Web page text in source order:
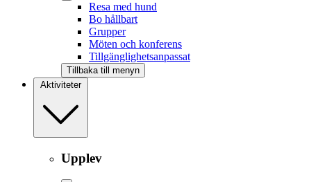
Resa med hund
Bo hållbart
Grupper
Möten och konferens
Tillgänglighetsanpassat
Tillbaka till menyn
Aktiviteter
Upplev